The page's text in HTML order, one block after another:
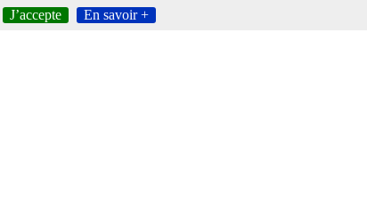
J’accepte En savoir +